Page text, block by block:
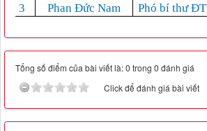
3
Phan Đức Nam Phó bí thư ĐT
Tổng số điểm của bài viết là: 0 trong 0 đánh giá
Click để đánh giá bài viết